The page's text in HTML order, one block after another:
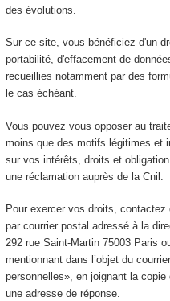
des évolutions.
Sur ce site, vous bénéficiez d'un
portabilité, d'effacement de
recueillies notamment par des
le cas échéant.
Vous pouvez vous opposer au
moins que des motifs légitimes et
sur vos intérêts, droits et
une réclamation auprès de la Cnil.
Pour exercer vos droits, contactez
par courrier postal adressé à la
292 rue Saint-Martin 75003 Paris
mentionnant dans l’objet du
personnelles», en joignant la copie
une adresse de réponse.